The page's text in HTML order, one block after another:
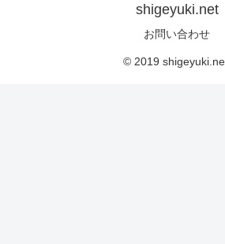
shigeyuki.net
お問い合わせ
© 2019